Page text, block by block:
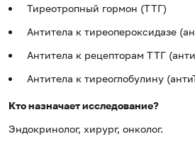
Тиреотропный гормон (ТТГ)
Антитела к тиреопероксидазе
Антитела к рецепторам ТТГ
Антитела к тиреоглобулину
Кто назначает исследование?
Эндокринолог, хирург, онколог.